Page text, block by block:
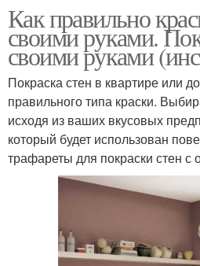
Как правильно
своими руками.
своими руками
Покраска стен в квартире или
правильного типа краски.
исходя из ваших вкусовых
который будет использован
трафареты для покраски стен с